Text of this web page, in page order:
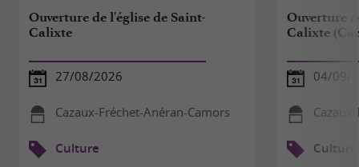
Ouverture de l'église de Saint-
Calixte
27/08/2026
Cazaux-Fréchet-Anéran-Camors
Culture
Ouverture
Calixte
04/09/
Culture